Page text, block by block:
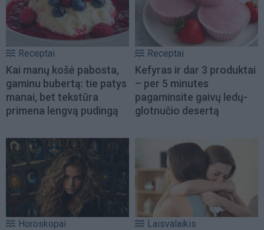
Receptai
Kai manų košė pabosta,
gaminu bubertą: tie patys
manai, bet tekstūra
primena lengvą pudingą
Receptai
Kefyras ir dar 3 produktai
– per 5 minutes
pagaminsite gaivų ledų-
glotnučio desertą
Horoskopai Laisvalaikis